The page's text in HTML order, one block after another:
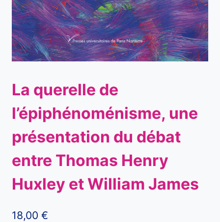
La querelle de
l’épiphénoménisme, une
présentation du débat
entre Thomas Henry
Huxley et William James
18,00 €